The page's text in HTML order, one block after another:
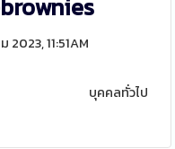
2023, 11:51AM
บุคคลทั่วไป